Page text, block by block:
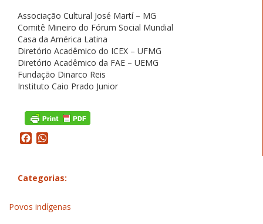
Associação Cultural José Martí – MG
Comitê Mineiro do Fórum Social Mundial
Casa da América Latina
Diretório Acadêmico do ICEX – UFMG
Diretório Acadêmico da FAE – UEMG
Fundação Dinarco Reis
Instituto Caio Prado Junior
Facebook
Categorias:
Povos indígenas